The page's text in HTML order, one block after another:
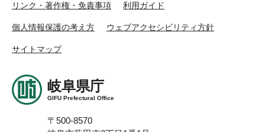
リンク・著作権・免責事項 利用ガイド
個人情報保護の考え方 ウェブアクセシビリティ方針
サイトマップ
岐阜県庁
GIFU Prefectural Office
〒500-8570